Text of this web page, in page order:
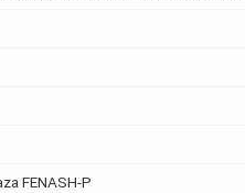
FENASH-P